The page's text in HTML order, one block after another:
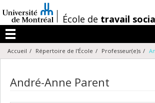
au
contenu
/École de travail
Menu
Accueil Répertoire de l'École Professeur(e)s
André-Anne Parent